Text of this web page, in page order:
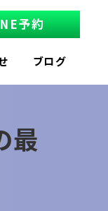
予約
ブログ
最